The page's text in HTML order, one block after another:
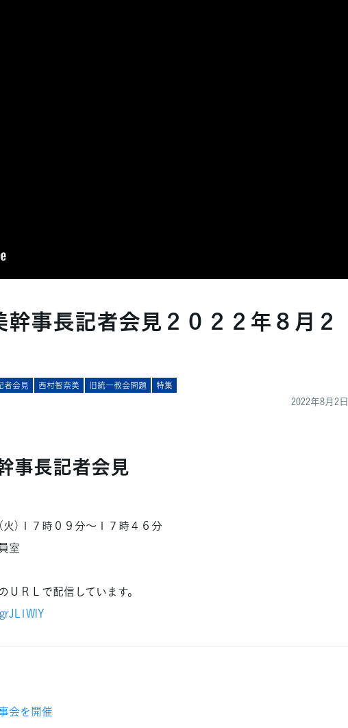
幹事長記者会見２０２２年８月２
者会見 西村智奈美 旧統一教会問題 特集
2022年8月2日
事長記者会見
火）１７時０９分～１７時４６分
室
ＲＬで配信しています。
会を開催